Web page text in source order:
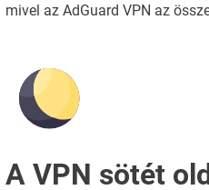
mivel az AdGuard VPN az
A VPN sötét